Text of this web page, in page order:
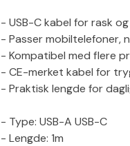
- USB-C kabel for rask
- Passer
- Kompatibel med flere
- CE-merket kabel for
- Praktisk lengde for
- Type: USB-A USB-C
- Lengde: 1m